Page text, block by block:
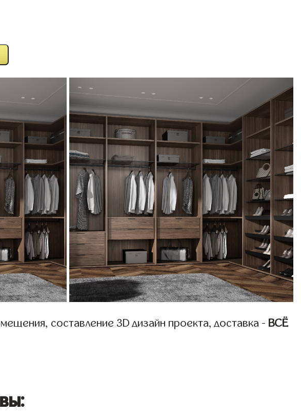
составление 3D дизайн проекта, доставка - ВСЁ